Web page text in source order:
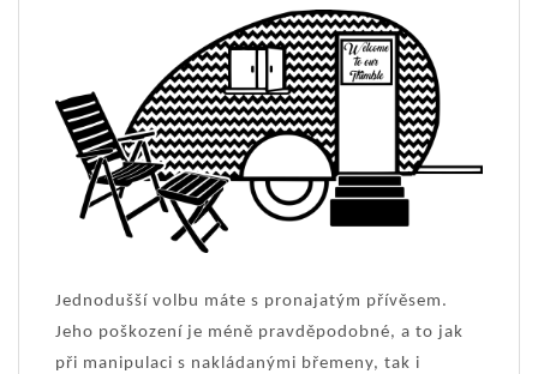
Jednodušší volbu máte s pronajatým přívěsem.
Jeho poškození je méně pravděpodobné, a to jak
při manipulaci s nakládanými břemeny, tak i